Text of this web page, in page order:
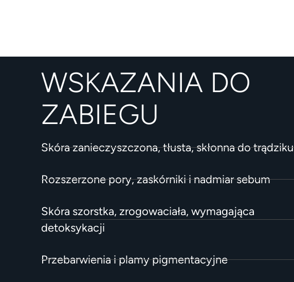
WSKAZANIA DO
ZABIEGU
Skóra zanieczyszczona, tłusta, skłonna do trądziku
Rozszerzone pory, zaskórniki i nadmiar sebum
Skóra szorstka, zrogowaciała, wymagająca
detoksykacji
Przebarwienia i plamy pigmentacyjne